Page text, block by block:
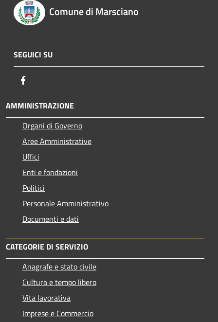
Comune di Marsciano
SEGUICI SU
AMMINISTRAZIONE
Organi di Governo
Aree Amministrative
Uffici
Enti e fondazioni
Politici
Personale Amministrativo
Documenti e dati
CATEGORIE DI SERVIZIO
Anagrafe e stato civile
Cultura e tempo libero
Vita lavorativa
Imprese e Commercio